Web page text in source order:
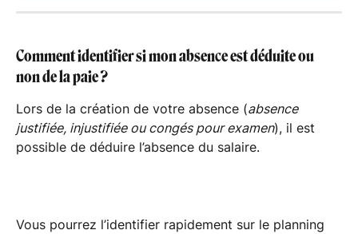
Comment identifier si mon absence est déduite ou
non de la paie ?
Lors de la création de votre absence (absence
justifiée, injustifiée ou congés pour examen), il est
possible de déduire l’absence du salaire.
Vous pourrez l’identifier rapidement sur le planning